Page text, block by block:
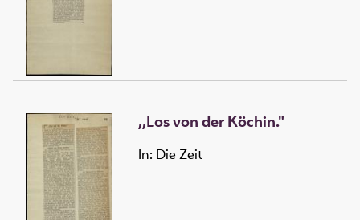
,,Los von der Köchin."
In: Die Zeit